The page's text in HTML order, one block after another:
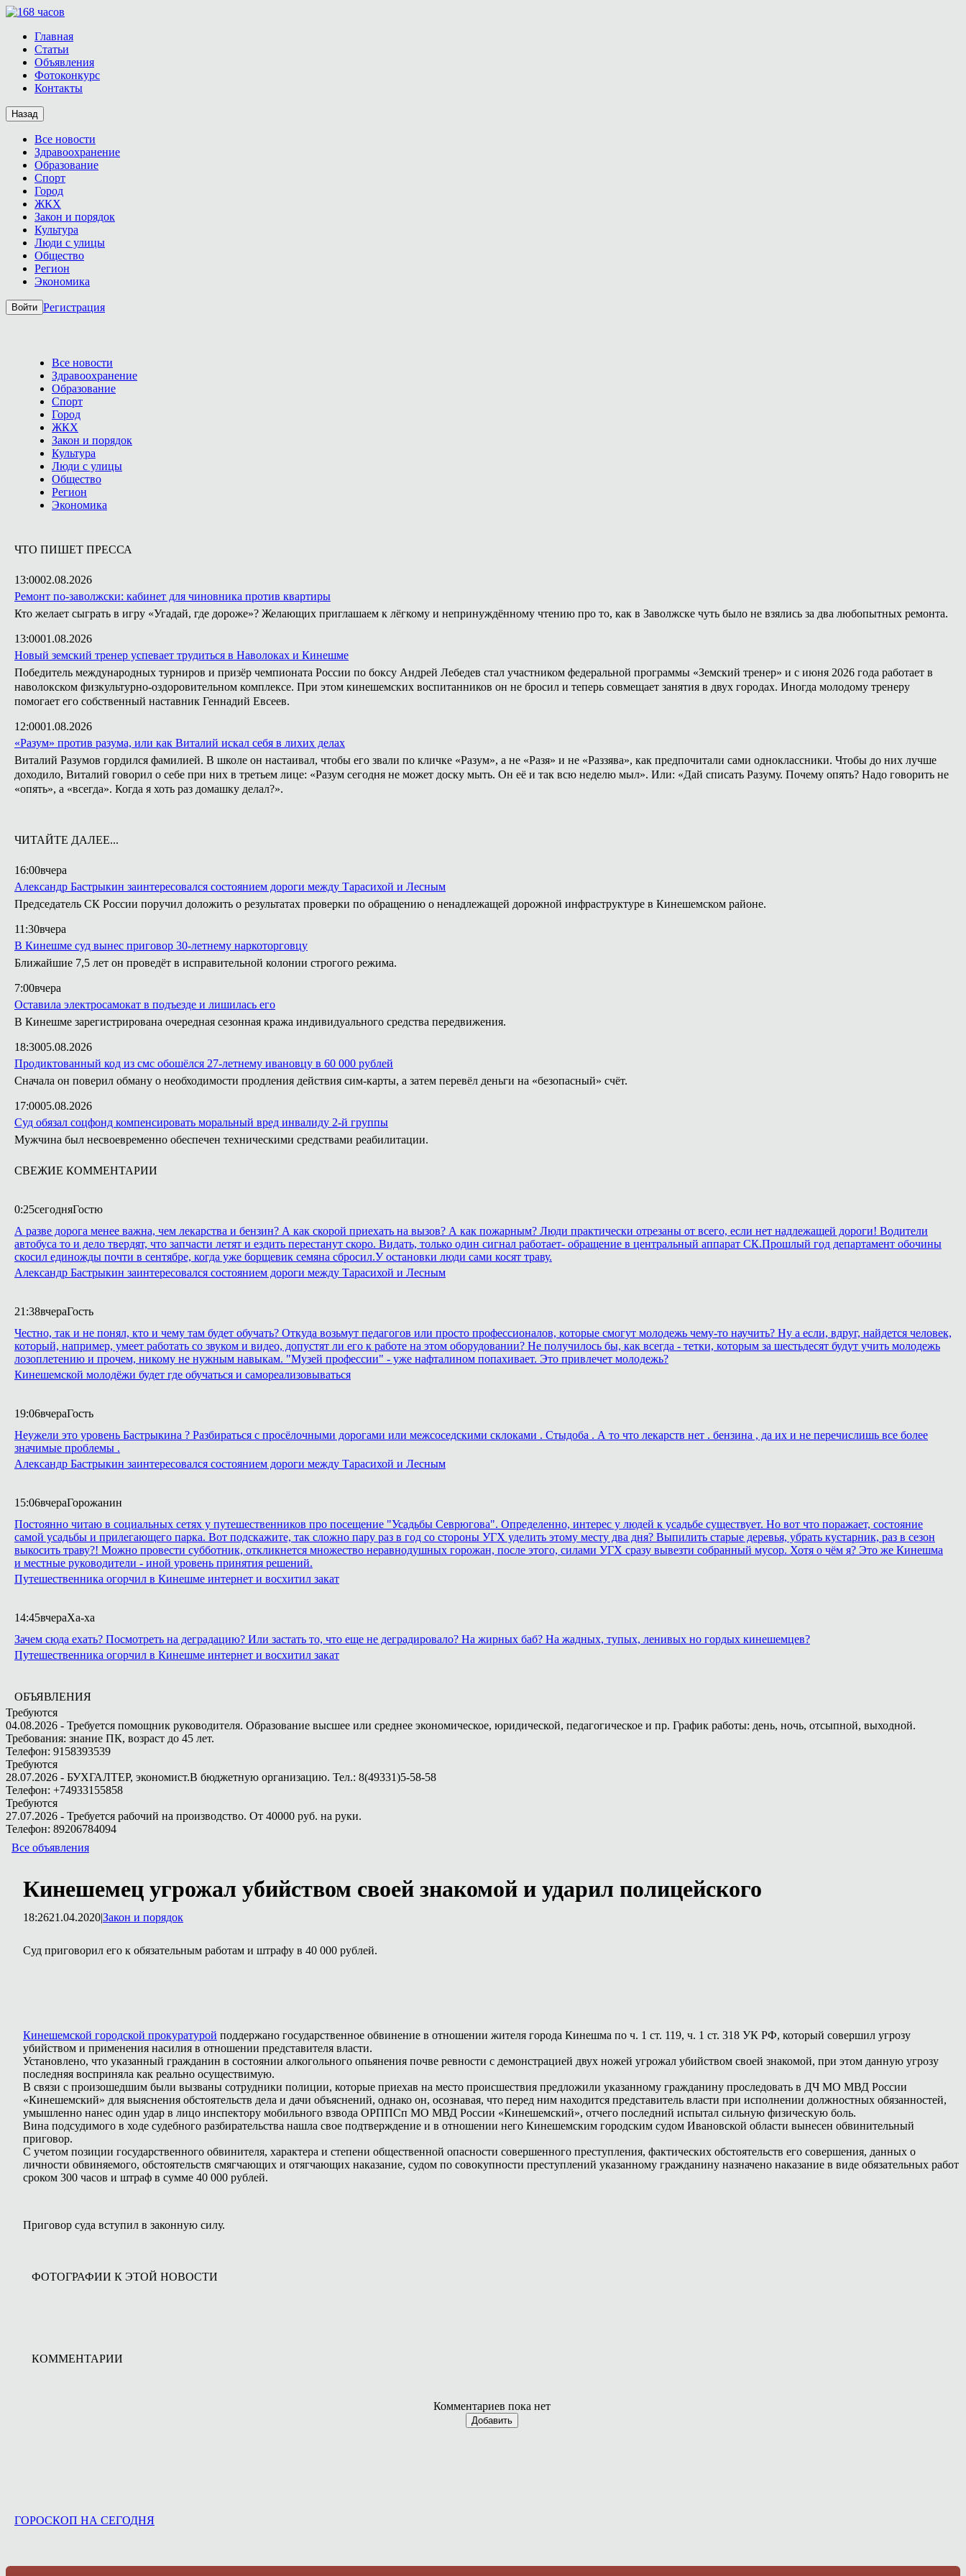
Главная
Статьи
Объявления
Фотоконкурс
Контакты
Назад
Все новости
Здравоохранение
Образование
Спорт
Город
ЖКХ
Закон и порядок
Культура
Люди с улицы
Общество
Регион
Экономика
Войти Регистрация
Все новости
Здравоохранение
Образование
Спорт
Город
ЖКХ
Закон и порядок
Культура
Люди с улицы
Общество
Регион
Экономика
ЧТО ПИШЕТ ПРЕССА
13:0002.08.2026
Ремонт по-заволжски: кабинет для чиновника против квартиры
Кто желает сыграть в игру «Угадай, где дороже»? Желающих приглашаем к лёгкому и непринуждённому чтению про то, как в Заволжске чуть было не взялись за два любопытных ремонта.
13:0001.08.2026
Новый земский тренер успевает трудиться в Наволоках и Кинешме
Победитель международных турниров и призёр чемпионата России по боксу Андрей Лебедев стал участником федеральной программы «Земский тренер» и с июня 2026 года работает в
наволокском физкультурно-оздоровительном комплексе. При этом кинешемских воспитанников он не бросил и теперь совмещает занятия в двух городах. Иногда молодому тренеру
помогает его собственный наставник Геннадий Евсеев.
12:0001.08.2026
«Разум» против разума, или как Виталий искал себя в лихих делах
Виталий Разумов гордился фамилией. В школе он настаивал, чтобы его звали по кличке «Разум», а не «Разя» и не «Раззява», как предпочитали сами одноклассники. Чтобы до них лучше
доходило, Виталий говорил о себе при них в третьем лице: «Разум сегодня не может доску мыть. Он её и так всю неделю мыл». Или: «Дай списать Разуму. Почему опять? Надо говорить не
«опять», а «всегда». Когда я хоть раз домашку делал?».
ЧИТАЙТЕ ДАЛЕЕ...
16:00вчера
Александр Бастрыкин заинтересовался состоянием дороги между Тарасихой и Лесным
Председатель СК России поручил доложить о результатах проверки по обращению о ненадлежащей дорожной инфраструктуре в Кинешемском районе.
11:30вчера
В Кинешме суд вынес приговор 30-летнему наркоторговцу
Ближайшие 7,5 лет он проведёт в исправительной колонии строгого режима.
7:00вчера
Оставила электросамокат в подъезде и лишилась его
В Кинешме зарегистрирована очередная сезонная кража индивидуального средства передвижения.
18:3005.08.2026
Продиктованный код из смс обошёлся 27-летнему ивановцу в 60 000 рублей
Сначала он поверил обману о необходимости продления действия сим-карты, а затем перевёл деньги на «безопасный» счёт.
17:0005.08.2026
Суд обязал соцфонд компенсировать моральный вред инвалиду 2-й группы
Мужчина был несвоевременно обеспечен техническими средствами реабилитации.
СВЕЖИЕ КОММЕНТАРИИ
0:25сегодняГостю
А разве дорога менее важна, чем лекарства и бензин? А как скорой приехать на вызов? А как пожарным? Люди практически отрезаны от всего, если нет надлежащей дороги! Водители
автобуса то и дело твердят, что запчасти летят и ездить перестанут скоро. Видать, только один сигнал работает- обращение в центральный аппарат СК.Прошлый год департамент обочины
скосил единожды почти в сентябре, когда уже борщевик семяна сбросил.У остановки люди сами косят траву.
Александр Бастрыкин заинтересовался состоянием дороги между Тарасихой и Лесным
21:38вчераГость
Честно, так и не понял, кто и чему там будет обучать? Откуда возьмут педагогов или просто профессионалов, которые смогут молодежь чему-то научить? Ну а если, вдруг, найдется человек,
который, например, умеет работать со звуком и видео, допустят ли его к работе на этом оборудовании? Не получилось бы, как всегда - тетки, которым за шестьдесят будут учить молодежь
лозоплетению и прочем, никому не нужным навыкам. "Музей профессии" - уже нафталином попахивает. Это привлечет молодежь?
Кинешемской молодёжи будет где обучаться и самореализовываться
19:06вчераГость
Неужели это уровень Бастрыкина ? Разбираться с просёлочными дорогами или межсоседскими склоками . Стыдоба . А то что лекарств нет . бензина , да их и не перечислишь все более
значимые проблемы .
Александр Бастрыкин заинтересовался состоянием дороги между Тарасихой и Лесным
15:06вчераГорожанин
Постоянно читаю в социальных сетях у путешественников про посещение "Усадьбы Севрюгова". Определенно, интерес у людей к усадьбе существует. Но вот что поражает, состояние
самой усадьбы и прилегающего парка. Вот подскажите, так сложно пару раз в год со стороны УГХ уделить этому месту два дня? Выпилить старые деревья, убрать кустарник, раз в сезон
выкосить траву?! Можно провести субботник, откликнется множество неравнодушных горожан, после этого, силами УГХ сразу вывезти собранный мусор. Хотя о чём я? Это же Кинешма
и местные руководители - иной уровень принятия решений.
Путешественника огорчил в Кинешме интернет и восхитил закат
14:45вчераХа-ха
Зачем сюда ехать? Посмотреть на деградацию? Или застать то, что еще не деградировало? На жирных баб? На жадных, тупых, ленивых но гордых кинешемцев?
Путешественника огорчил в Кинешме интернет и восхитил закат
ОБЪЯВЛЕНИЯ
Требуются
04.08.2026 - Требуется помощник руководителя. Образование высшее или среднее экономическое, юридической, педагогическое и пр. График работы: день, ночь, отсыпной, выходной.
Требования: знание ПК, возраст до 45 лет.
Телефон: 9158393539
Требуются
28.07.2026 - БУХГАЛТЕР, экономист.В бюджетную организацию. Тел.: 8(49331)5-58-58
Телефон: +74933155858
Требуются
27.07.2026 - Требуется рабочий на производство. От 40000 руб. на руки.
Телефон: 89206784094
Все объявления
Кинешемец угрожал убийством своей знакомой и ударил полицейского
18:2621.04.2020|Закон и порядок
Суд приговорил его к обязательным работам и штрафу в 40 000 рублей.
Кинешемской городской прокуратурой поддержано государственное обвинение в отношении жителя города Кинешма по ч. 1 ст. 119, ч. 1 ст. 318 УК РФ, который совершил угрозу
убийством и применения насилия в отношении представителя власти.
Установлено, что указанный гражданин в состоянии алкогольного опьянения почве ревности с демонстрацией двух ножей угрожал убийством своей знакомой, при этом данную угрозу
последняя восприняла как реально осуществимую.
В связи с произошедшим были вызваны сотрудники полиции, которые приехав на место происшествия предложили указанному гражданину проследовать в ДЧ МО МВД России
«Кинешемский» для выяснения обстоятельств дела и дачи объяснений, однако он, осознавая, что перед ним находится представитель власти при исполнении должностных обязанностей,
умышленно нанес один удар в лицо инспектору мобильного взвода ОРППСп МО МВД России «Кинешемский», отчего последний испытал сильную физическую боль.
Вина подсудимого в ходе судебного разбирательства нашла свое подтверждение и в отношении него Кинешемским городским судом Ивановской области вынесен обвинительный
приговор.
С учетом позиции государственного обвинителя, характера и степени общественной опасности совершенного преступления, фактических обстоятельств его совершения, данных о
личности обвиняемого, обстоятельств смягчающих и отягчающих наказание, судом по совокупности преступлений указанному гражданину назначено наказание в виде обязательных работ
сроком 300 часов и штраф в сумме 40 000 рублей.
Приговор суда вступил в законную силу.
ФОТОГРАФИИ К ЭТОЙ НОВОСТИ
КОММЕНТАРИИ
Комментариев пока нет
Добавить
ГОРОСКОП НА СЕГОДНЯ